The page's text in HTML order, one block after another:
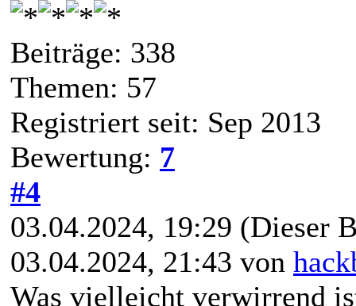
Beiträge: 338
Themen: 57
Registriert seit: Sep 2013
Bewertung: 7
#4
03.04.2024, 19:29 (Dieser
03.04.2024, 21:43 von
Was vielleicht verwirrend